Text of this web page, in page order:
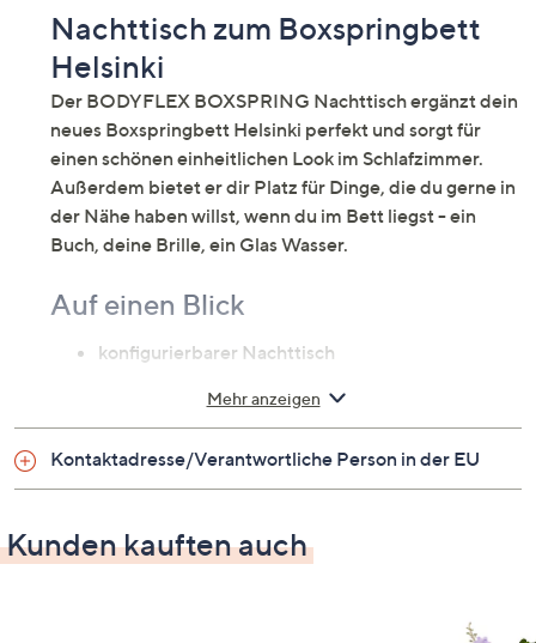
Nachttisch zum Boxspringbett
Helsinki
Der BODYFLEX BOXSPRING Nachttisch ergänzt dein
neues Boxspringbett Helsinki perfekt und sorgt für
einen schönen einheitlichen Look im Schlafzimmer.
Außerdem bietet er dir Platz für Dinge, die du gerne in
der Nähe haben willst, wenn du im Bett liegst - ein
Buch, deine Brille, ein Glas Wasser.
Auf einen Blick
konfigurierbarer Nachttisch
Bett Helsinki (Artikelnummer: 814216)
Schubladen mit Metallgriffen passend zum Bett
4 zylinderförmige Füße aus dunkelbraunem Holz
Zur Auswahl
(creme, beige, grau, taupe, schilf) oder Samtoptik
Mehr anzeigen
Kontaktadresse/Verantwortliche Person in der EU
Kunden kauften auch